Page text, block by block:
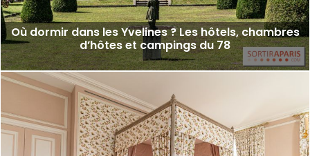
Où dormir dans les Yvelines ? Les hôtels, chambres
d’hôtes et campings du 78